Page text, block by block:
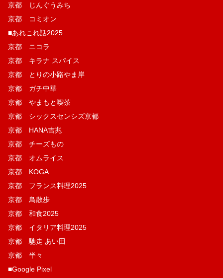
京都 じんぐうみち
京都 コミオン
■あれこれ話2025
京都 ニコラ
京都 キラナ スパイス
京都 とりの小路やま岸
京都 ガチ中華
京都 やまもと喫茶
京都 シックスセンシズ京都
京都 HANA吉兆
京都 チーズもの
京都 オムライス
京都 KOGA
京都 フランス料理2025
京都 鳥散歩
京都 和食2025
京都 イタリア料理2025
京都 馳走 あい田
京都 半々
■Google Pixel